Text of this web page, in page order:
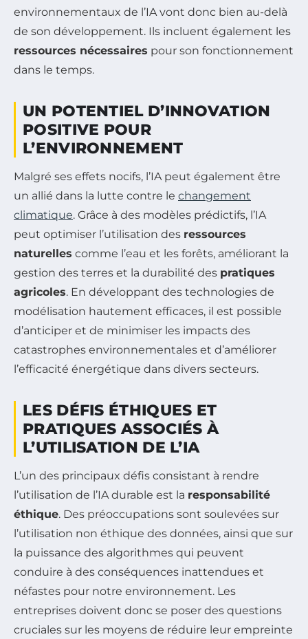
environnementaux de l’IA vont donc bien au-delà
de son développement. Ils incluent également les
ressources nécessaires pour son fonctionnement
dans le temps.
UN POTENTIEL D’INNOVATION
POSITIVE POUR
L’ENVIRONNEMENT
Malgré ses effets nocifs, l’IA peut également être
un allié dans la lutte contre le changement
climatique. Grâce à des modèles prédictifs, l’IA
peut optimiser l’utilisation des ressources
naturelles comme l’eau et les forêts, améliorant la
gestion des terres et la durabilité des pratiques
agricoles. En développant des technologies de
modélisation hautement efficaces, il est possible
d’anticiper et de minimiser les impacts des
catastrophes environnementales et d’améliorer
l’efficacité énergétique dans divers secteurs.
LES DÉFIS ÉTHIQUES ET
PRATIQUES ASSOCIÉS À
L’UTILISATION DE L’IA
L’un des principaux défis consistant à rendre
l’utilisation de l’IA durable est la responsabilité
éthique. Des préoccupations sont soulevées sur
l’utilisation non éthique des données, ainsi que sur
la puissance des algorithmes qui peuvent
conduire à des conséquences inattendues et
néfastes pour notre environnement. Les
entreprises doivent donc se poser des questions
cruciales sur les moyens de réduire leur empreinte